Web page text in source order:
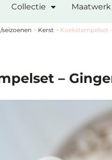
Collectie Maatwerk
seizoenen > Kerst > Koekstempelset
–